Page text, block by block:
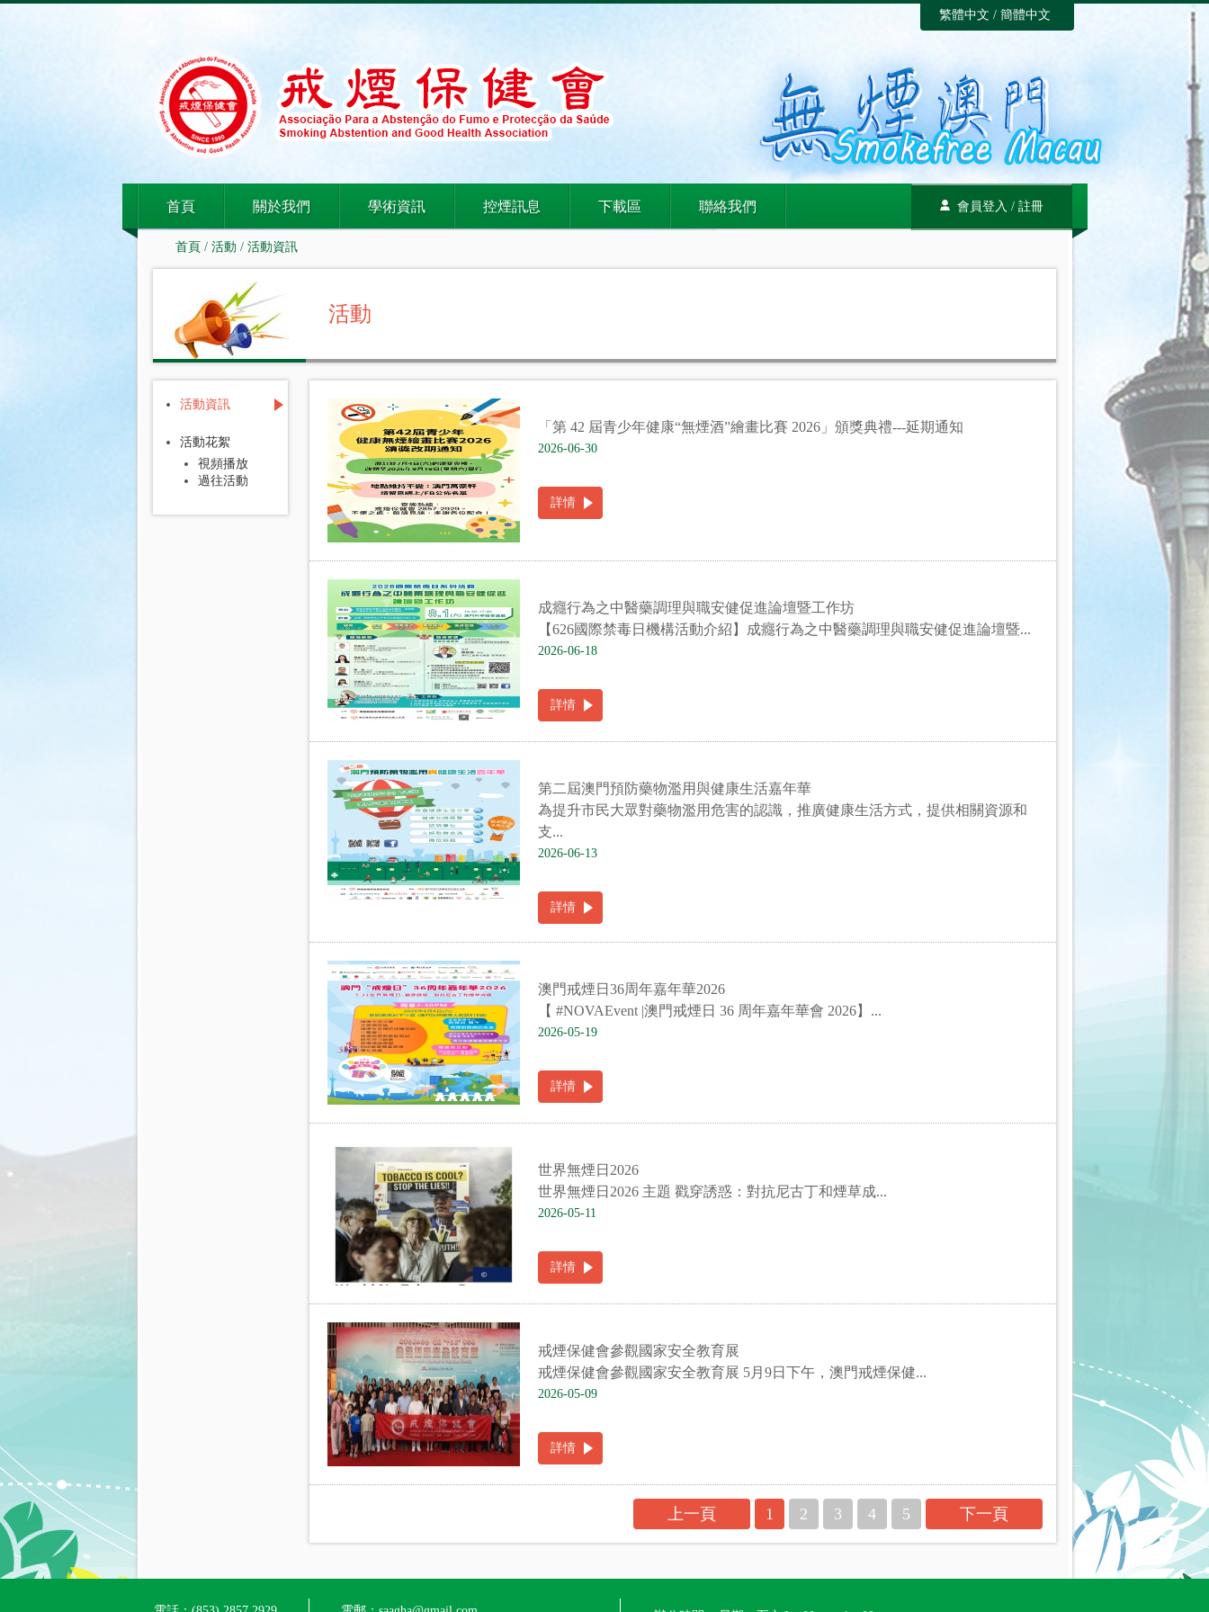
繁體中文 / 簡體中文
首頁 關於我們 學術資訊 控煙訊息 下載區 聯絡我們 會員登入 / 註冊
首頁 / 活動 / 活動資訊
活動
活動資訊
活動花絮
視頻播放
過往活動
「第 42 屆青少年健康“無煙酒”繪畫比賽 2026」頒獎典禮---延期通知
2026-06-30
詳情
成癮行為之中醫藥調理與職安健促進論壇暨工作坊
【626國際禁毒日機構活動介紹】成癮行為之中醫藥調理與職安健促進論壇暨...
2026-06-18
詳情
第二屆澳門預防藥物濫用與健康生活嘉年華
為提升市民大眾對藥物濫用危害的認識，推廣健康生活方式，提供相關資源和
支...
2026-06-13
詳情
澳門戒煙日36周年嘉年華2026
【 #NOVAEvent |澳門戒煙日 36 周年嘉年華會 2026】...
2026-05-19
詳情
世界無煙日2026
世界無煙日2026 主題 戳穿誘惑：對抗尼古丁和煙草成...
2026-05-11
詳情
戒煙保健會參觀國家安全教育展
戒煙保健會參觀國家安全教育展 5月9日下午，澳門戒煙保健...
2026-05-09
詳情
上一頁 1 2 3 4 5 下一頁